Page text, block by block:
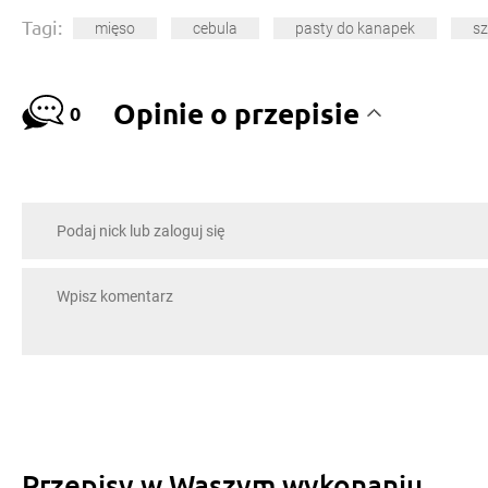
Tagi: mięso cebula pasty do kanapek
0 Opinie o przepisie